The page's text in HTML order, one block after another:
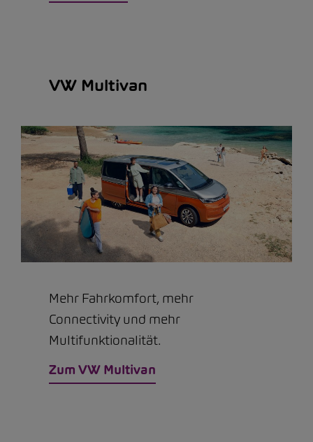
VW Multivan
Mehr Fahrkomfort, mehr
Connectivity und mehr
Multifunktionalität.
Zum VW Multivan